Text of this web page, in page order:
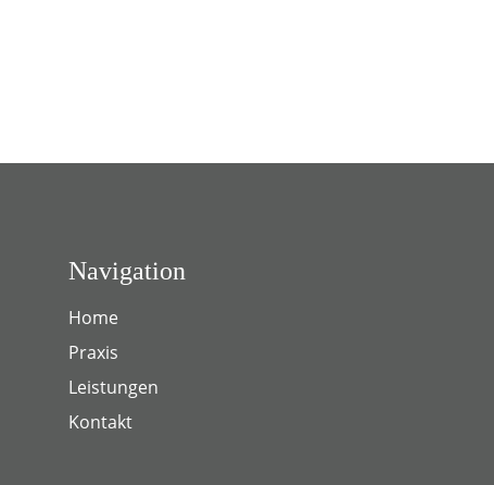
Navigation
Home
Praxis
Leistungen
Kontakt